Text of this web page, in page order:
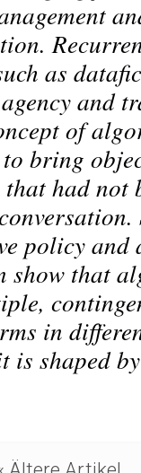
as
and
of
to bring
had not
policy and
show that
in
shaped